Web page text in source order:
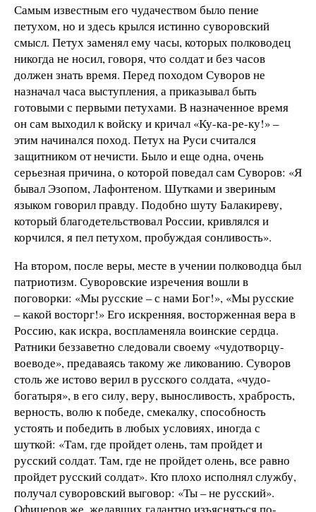
Самым известным его чудачеством было пение
петухом, но и здесь крылся истинно суворовский
смысл. Петух заменял ему часы, которых полководец
никогда не носил, говоря, что солдат и без часов
должен знать время. Перед походом Суворов не
назначал часа выступления, а приказывал быть
готовыми с первыми петухами. В назначенное время
он сам выходил к войску и кричал «Ку-ка-ре-ку!» –
этим начинался поход. Петух на Руси считался
защитником от нечисти. Было и еще одна, очень
серьезная причина, о которой поведал сам Суворов: «Я
бывал Эзопом, Лафонтеном. Шутками и звериным
языком говорил правду. Подобно шуту Балакиреву,
который благодетельствовал России, кривлялся и
корчился, я пел петухом, пробуждая сонливость».
На втором, после веры, месте в учении полководца был
патриотизм. Суворовские изречения вошли в
поговорки: «Мы русские – с нами Бог!», «Мы русские
– какой восторг!» Его искренняя, восторженная вера в
Россию, как искра, воспламеняла воинские сердца.
Ратники беззаветно следовали своему «чудотворцу-
воеводе», предаваясь такому же ликованию. Суворов
столь же истово верил в русского солдата, «чудо-
богатыря», в его силу, веру, выносливость, храбрость,
верность, волю к победе, смекалку, способность
устоять и победить в любых условиях, иногда с
шуткой: «Там, где пройдет олень, там пройдет и
русский солдат. Там, где не пройдет олень, все равно
пройдет русский солдат». Кто плохо исполнял службу,
получал суворовский выговор: «Ты – не русский».
Офицеров же, желавших галантно изъясняться по-